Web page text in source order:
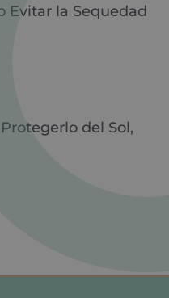
Evitar la Sequedad
del Sol,